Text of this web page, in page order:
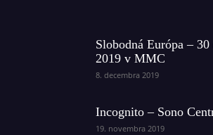
Slobodná Európa –
2019 v MMC
8. decembra 2019
Incognito – Sono
19. novembra 2019